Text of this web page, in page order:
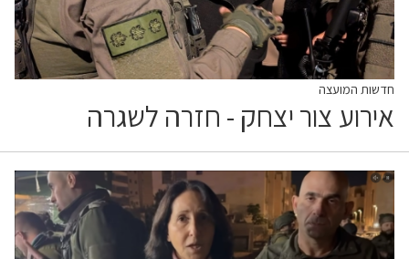
חדשות המועצה
אירוע צור יצחק - חזרה לשגרה